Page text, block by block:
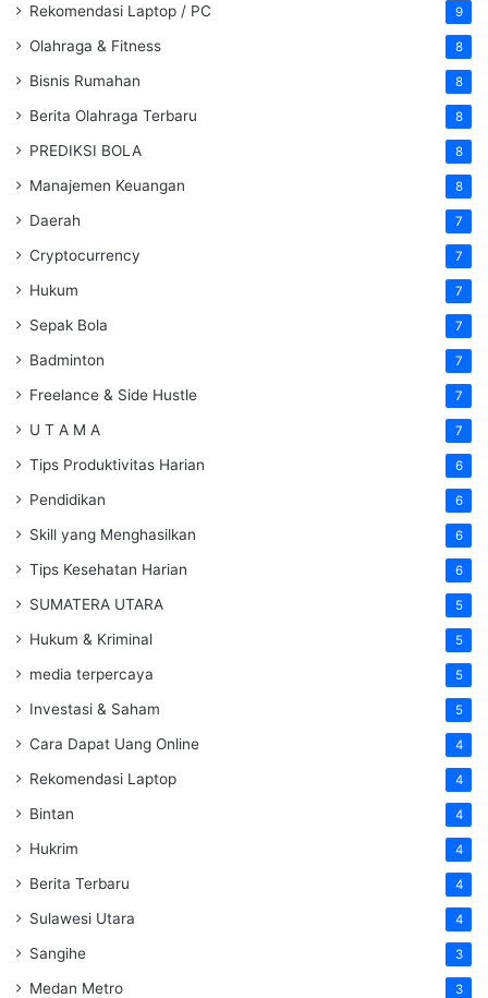
Rekomendasi Laptop / PC 9
Olahraga & Fitness 8
Bisnis Rumahan 8
Berita Olahraga Terbaru 8
PREDIKSI BOLA 8
Manajemen Keuangan 8
Daerah 7
Cryptocurrency 7
Hukum 7
Sepak Bola 7
Badminton 7
Freelance & Side Hustle 7
U T A M A 7
Tips Produktivitas Harian 6
Pendidikan 6
Skill yang Menghasilkan 6
Tips Kesehatan Harian 6
SUMATERA UTARA 5
Hukum & Kriminal 5
media terpercaya 5
Investasi & Saham 5
Cara Dapat Uang Online 4
Rekomendasi Laptop 4
Bintan 4
Hukrim 4
Berita Terbaru 4
Sulawesi Utara 4
Sangihe 3
Medan Metro 3